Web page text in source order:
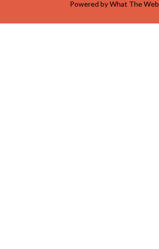
Powered by What The Web